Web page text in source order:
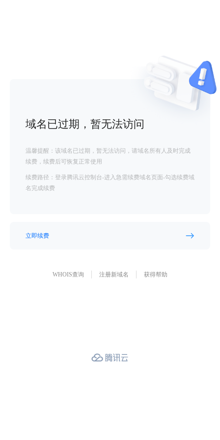
域名已过期，暂无法访问
温馨提醒：该域名已过期，暂无法访问，请域名所有人及时完成
续费，续费后可恢复正常使用
续费路径：登录腾讯云控制台-进入急需续费域名页面-勾选续费域
名完成续费
立即续费
WHOIS查询 注册新域名 获得帮助